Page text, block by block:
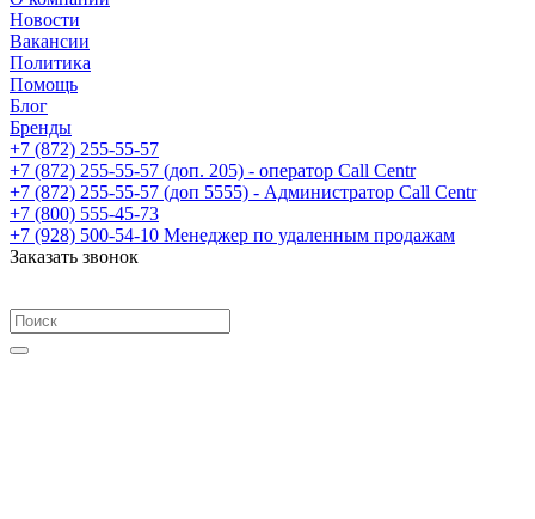
Новости
Вакансии
Политика
Помощь
Блог
Бренды
+7 (872) 255-55-57
+7 (872) 255-55-57 (доп. 205) - оператор Call Centr
+7 (872) 255-55-57 (доп 5555) - Администратор Call Centr
+7 (800) 555-45-73
+7 (928) 500-54-10 Менеджер по удаленным продажам
Заказать звонок